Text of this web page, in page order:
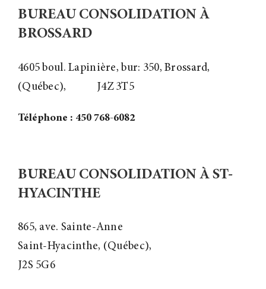
BUREAU CONSOLIDATION À
BROSSARD
4605 boul. Lapinière, bur: 350, Brossard,
(Québec),
J4Z 3T5
Téléphone : 450 768-6082
BUREAU CONSOLIDATION À ST-
HYACINTHE
865, ave. Sainte-Anne
Saint-Hyacinthe, (Québec),
J2S 5G6